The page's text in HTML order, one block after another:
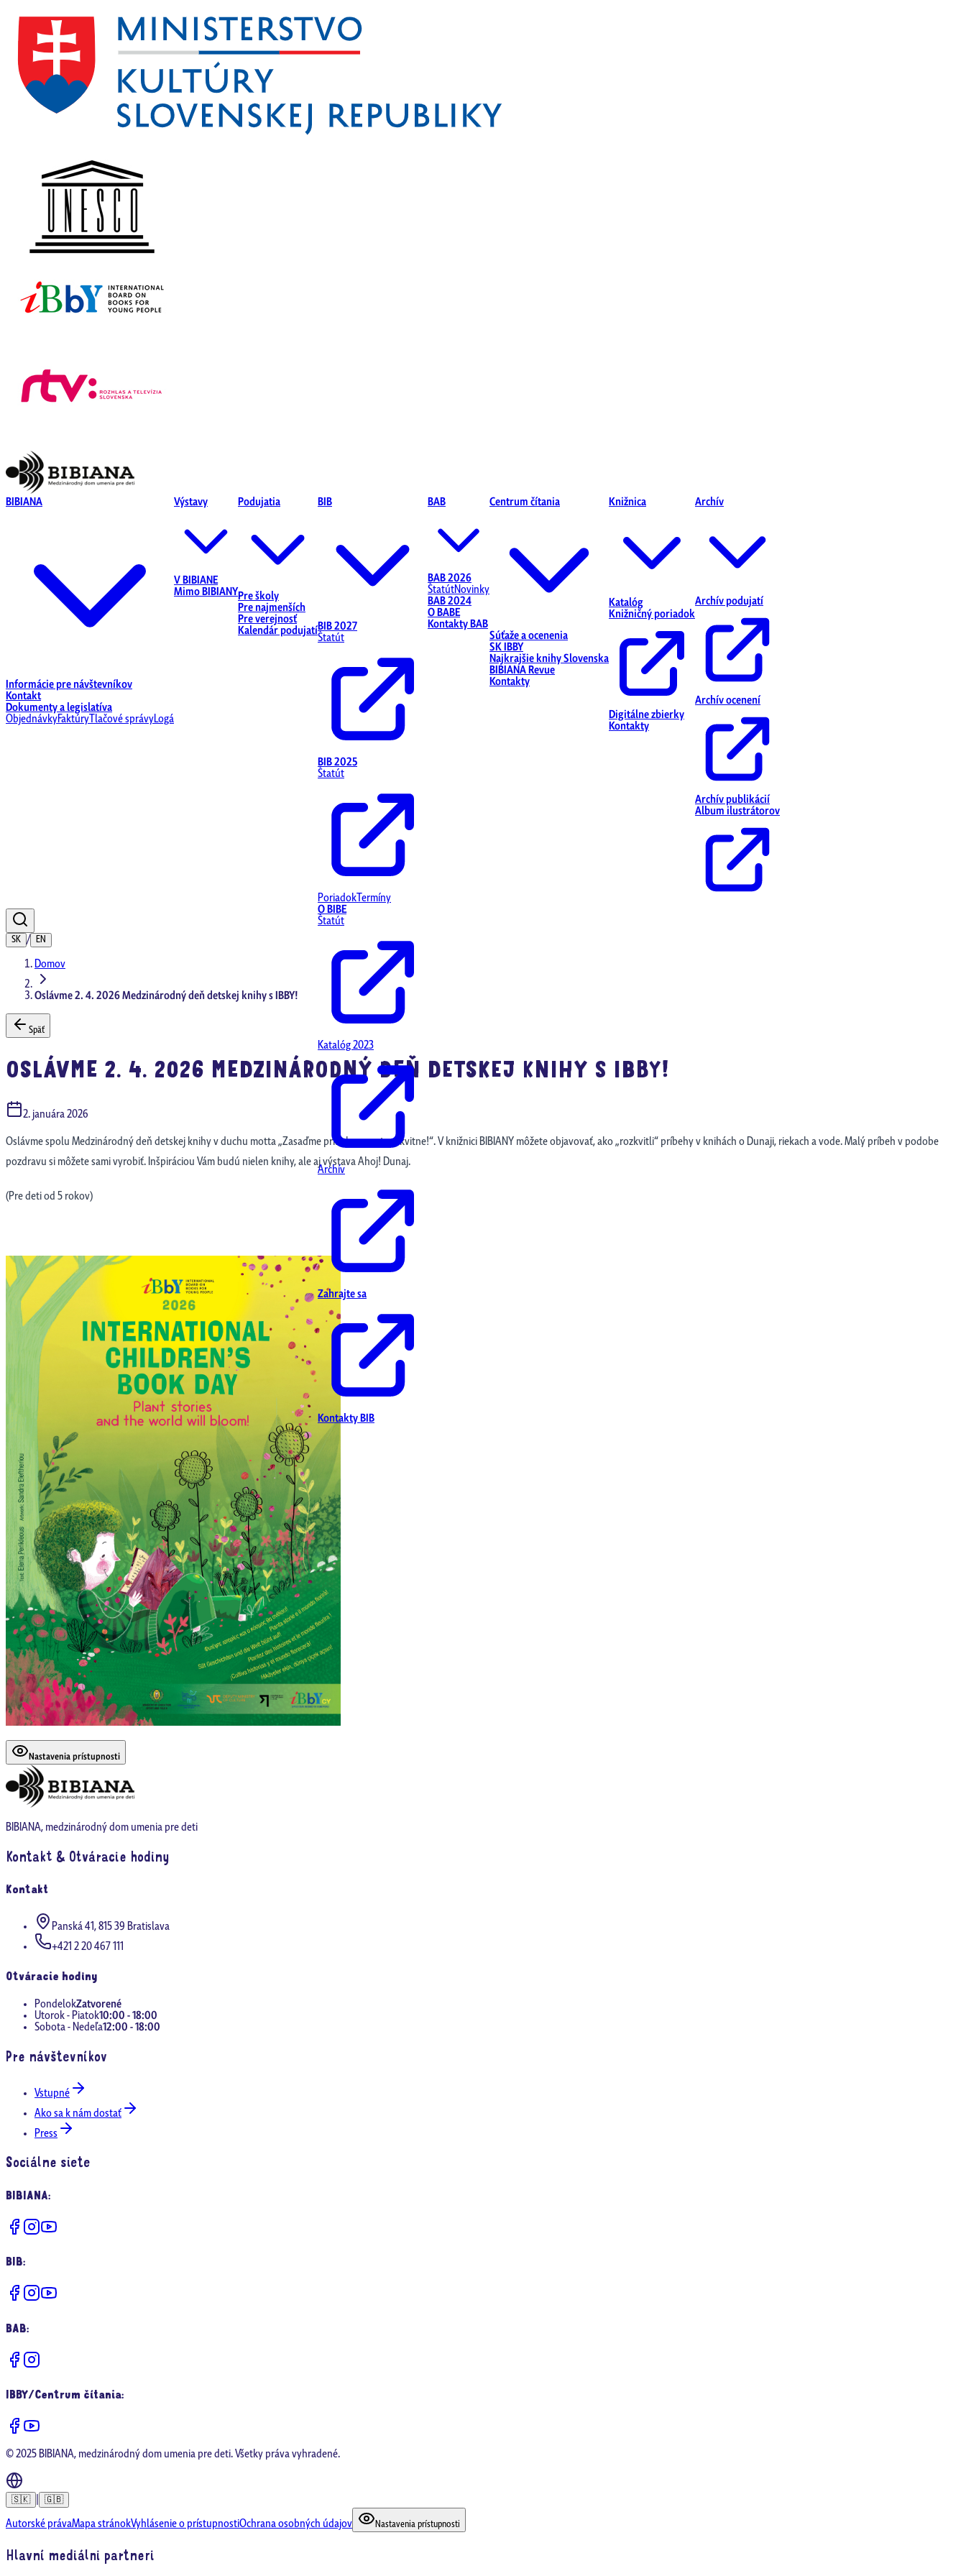
BIBIANA
Informácie pre návštevníkov
Kontakt
Dokumenty a legislatíva
ObjednávkyFaktúry Tlačové správyLogá
Výstavy
V BIBIANE
Mimo BIBIANY
Podujatia
Pre školy
Pre najmenších
Pre verejnosť
Kalendár podujatí
BIB
BIB 2027
Štatút
BIB 2025
Štatút
Poriadok Termíny
O BIBE
Štatút
Katalóg 2023
Archív
Zahrajte sa
Kontakty BIB
BAB
BAB 2026
ŠtatútNovinky
BAB 2024
O BABE
Kontakty BAB
Centrum čítania
Súťaže a ocenenia
SK IBBY
Najkrajšie knihy Slovenska
BIBIANA Revue
Kontakty
Knižnica
Katalóg
Knižničný poriadok
Digitálne zbierky
Kontakty
Archív
Archív podujatí
Archív ocenení
Archív publikácií
Album ilustrátorov
SK / EN
Domov
Oslávme 2. 4. 2026 Medzinárodný deň detskej knihy s IBBY!
Späť
OSLÁVME 2. 4. 2026 MEDZINÁRODNÝ DEŇ DETSKEJ KNIHY S IBBY!
2. januára 2026
Oslávme spolu Medzinárodný deň detskej knihy v duchu motta „Zasaďme príbehy a svet rozkvitne!“. V knižnici BIBIANY môžete objavovať, ako „rozkvitli“ príbehy v knihách o Dunaji, riekach a vode. Malý príbeh v podobe
pozdravu si môžete sami vyrobiť. Inšpiráciou Vám budú nielen knihy, ale aj výstava Ahoj! Dunaj.
(Pre deti od 5 rokov)
Nastavenia prístupnosti
BIBIANA, medzinárodný dom umenia pre deti
Kontakt & Otváracie hodiny
Kontakt
Panská 41, 815 39 Bratislava
+421 2 20 467 111
Otváracie hodiny
PondelokZatvorené
Utorok - Piatok10:00 - 18:00
Sobota - Nedeľa12:00 - 18:00
Pre návštevníkov
Vstupné
Ako sa k nám dostať
Press
Sociálne siete
BIBIANA:
BIB:
BAB:
IBBY/Centrum čítania:
© 2025 BIBIANA, medzinárodný dom umenia pre deti. Všetky práva vyhradené.
🇸🇰 🇬🇧
Autorské právaMapa stránokVyhlásenie o prístupnostiOchrana osobných údajov Nastavenia prístupnosti
Hlavní mediálni partneri